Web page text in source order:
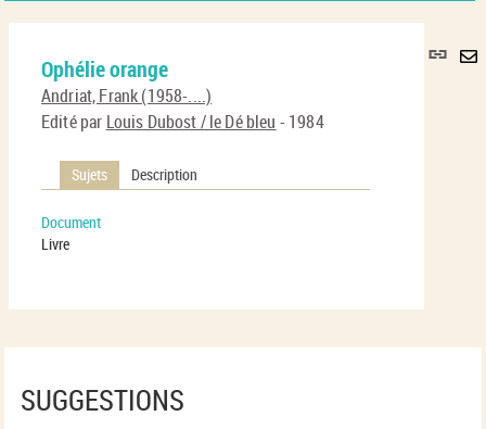
Lien
Ophélie orange
Andriat, Frank (1958-....)
Edité par Louis Dubost / le Dé bleu - 1984
Sujets Description
Document
Livre
SUGGESTIONS